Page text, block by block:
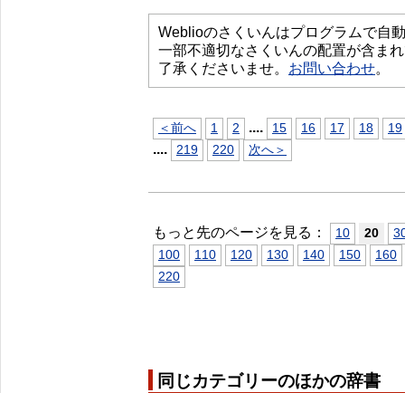
Weblioのさくいんはプログラムで自
一部不適切なさくいんの配置が含ま
了承くださいませ。 お問い合わせ。
＜前へ 1 2 .... 15 16 17 18 19
.... 219 220 次へ＞
もっと先のページを見る： 10 20
100
110 120 130 140 150
160
220
同じカテゴリーのほかの辞書